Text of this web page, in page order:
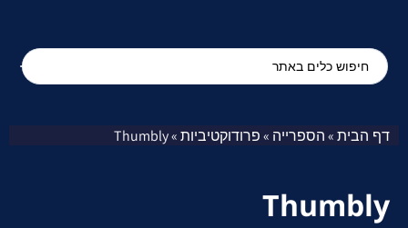
דף הבית»הספרייה »פרודוקטיביות»
Thumbly
Thumbly